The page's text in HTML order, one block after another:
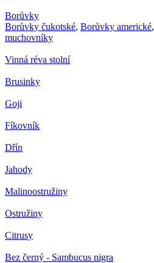
Borůvky
Borůvky čukotské, Borůvky americké,
muchovníky
Vinná réva stolní
Brusinky
Goji
Fíkovník
Dřín
Jahody
Malinoostružiny
Ostružiny
Citrusy
Bez černý - Sambucus nigra